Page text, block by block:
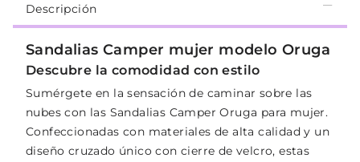
Descripción
Sandalias Camper mujer modelo Oruga
Descubre la comodidad con estilo
Sumérgete en la sensación de caminar sobre las
nubes con las Sandalias Camper Oruga para mujer.
Confeccionadas con materiales de alta calidad y un
diseño cruzado único con cierre de velcro, estas